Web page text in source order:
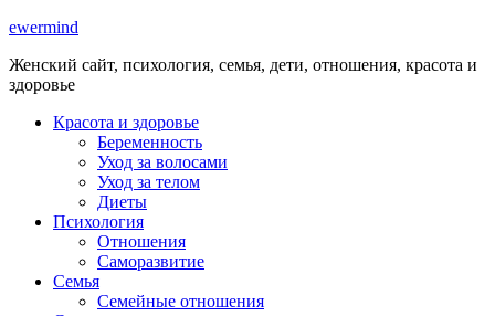
ewermind
Женский сайт, психология, семья, дети, отношения, красота и
здоровье
Красота и здоровье
Беременность
Уход за волосами
Уход за телом
Диеты
Психология
Отношения
Саморазвитие
Семья
Семейные отношения